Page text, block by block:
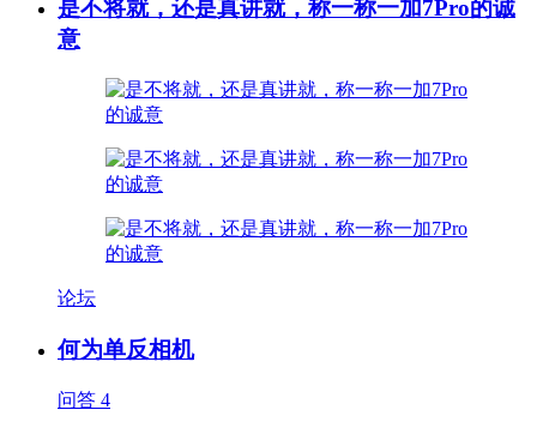
是不将就，还是真讲就，称一称一加7Pro的诚
意
论坛
何为单反相机
问答 4